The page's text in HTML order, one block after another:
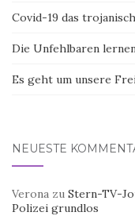
Covid-19 das
Die Unfehlbaren
Es geht um unsere
NEUESTE
Verona zu Stern-TV-
Polizei grundlos